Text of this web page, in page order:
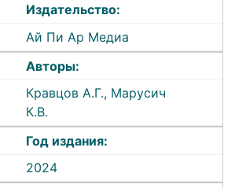
Издательство:
Ай Пи Ар Медиа
Авторы:
Кравцов А.Г., Марусич
К.В.
Год издания:
2024